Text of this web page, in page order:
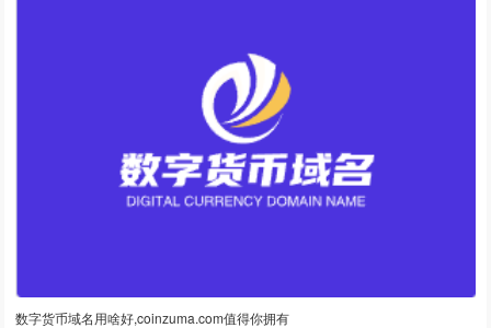
数字货币域名用啥好,coinzuma.com值得你拥有